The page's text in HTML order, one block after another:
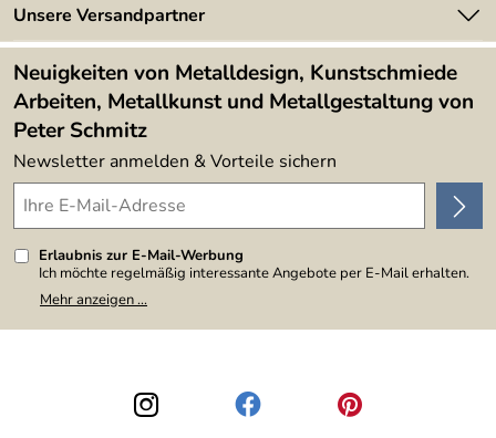
Newsletter
Lieferbedingungen
Kundenbewertungen (394)
4,9/5
Unsere Versandpartner
Neuigkeiten von Metalldesign, Kunstschmiede
Arbeiten, Metallkunst und Metallgestaltung von
Peter Schmitz
Newsletter anmelden & Vorteile sichern
Erlaubnis zur E-Mail-Werbung
Ich möchte regelmäßig interessante Angebote per E-Mail erhalten.
Meine E-Mail-Adresse wird nicht an andere Unternehmen
weitergegeben. Zu statistischen Zwecken wird in anonymer Form
den Link "Abmelden" am Ende des Newsletters anklicke. Die
Datenschutzerklärung
habe ich zur Kenntnis genommen.
Mehr anzeigen ...